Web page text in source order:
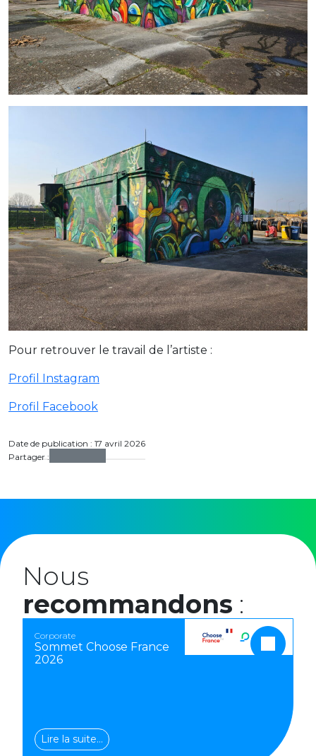
Pour retrouver le travail de l’artiste :
Profil Instagram
Profil Facebook
Date de publication : 17 avril 2026
Partager :
Nous
recommandons :
Corporate
Sommet Choose France
2026
Lire la suite…